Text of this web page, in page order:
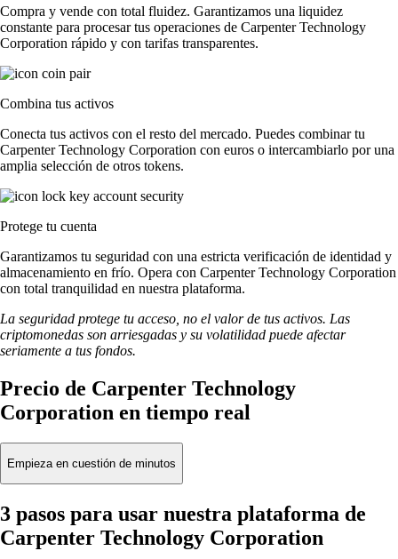
Compra y vende con total fluidez. Garantizamos una liquidez
constante para procesar tus operaciones de Carpenter Technology
Corporation rápido y con tarifas transparentes.
Combina tus activos
Conecta tus activos con el resto del mercado. Puedes combinar tu
Carpenter Technology Corporation con euros o intercambiarlo por una
amplia selección de otros tokens.
Protege tu cuenta
Garantizamos tu seguridad con una estricta verificación de identidad y
almacenamiento en frío. Opera con Carpenter Technology Corporation
con total tranquilidad en nuestra plataforma.
La seguridad protege tu acceso, no el valor de tus activos. Las
criptomonedas son arriesgadas y su volatilidad puede afectar
seriamente a tus fondos.
Precio de Carpenter Technology
Corporation en tiempo real
Empieza en cuestión de minutos
3 pasos para usar nuestra plataforma de
Carpenter Technology Corporation